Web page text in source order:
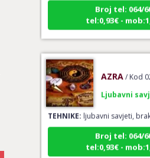
tel:0,93€ -
TEHNIKE:ljubavni savjeti,
Broj tel: 064/
tel:0,93€ -